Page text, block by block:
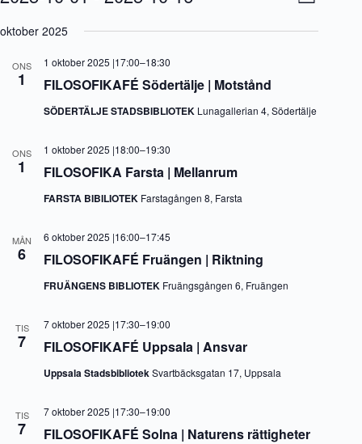
y
n
e
v
n
g
v
s
ä
oktober 2025
ONS
1 FILOSOFIKAFÉ Södertälje | Motstånd
1 oktober 2025 |17:00–18:30
SÖDERTÄLJE STADSBIBLIOTEK Lunagallerian 4, Södertälje
ONS
1 FILOSOFIKA Farsta | Mellanrum
1 oktober 2025 |18:00–19:30
FARSTA BIBILIOTEK Farstagången 8, Farsta
MÅN
6 FILOSOFIKAFÉ Fruängen | Riktning
6 oktober 2025 |16:00–17:45
FRUÄNGENS BIBLIOTEK Fruängsgången 6, Fruängen
TIS
7 FILOSOFIKAFÉ Uppsala | Ansvar
7 oktober 2025 |17:30–19:00
Uppsala StadsbibliotekSvartbäcksgatan 17, Uppsala
TIS
7 FILOSOFIKAFÉ Solna | Naturens rättigheter
7 oktober 2025 |17:30–19:00